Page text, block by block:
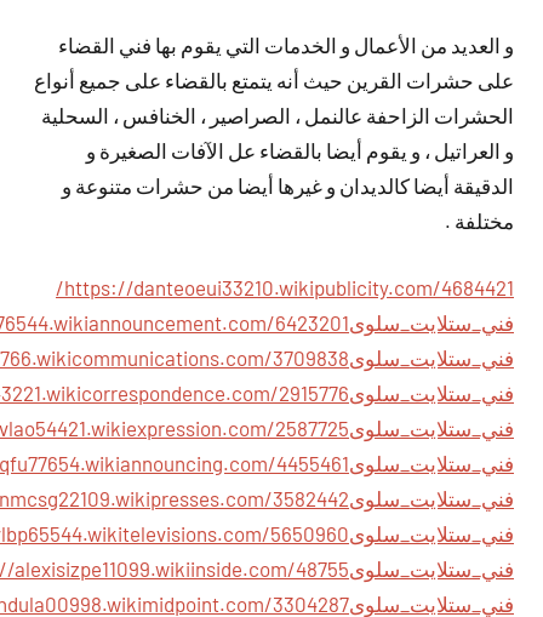
و العديد من الأعمال و الخدمات التي يقوم بها فني القضاء
على حشرات القرين حيث أنه يتمتع بالقضاء على جميع أنواع
الحشرات الزاحفة عالنمل ، الصراصير ، الخنافس ، السحلية
و العراتيل ، و يقوم أيضا بالقضاء عل الآفات الصغيرة و
الدقيقة أيضا كالديدان و غيرها أيضا من حشرات متنوعة و
مختلفة .
https://danteoeui33210.wikipublicity.com/4684421/
فني_ستلايت_سلوى
فني_ستلايت_سلوى
فني_ستلايت_سلوى
فني_ستلايت_سلوى
فني_ستلايت_سلوى
فني_ستلايت_سلوى
فني_ستلايت_سلوى
فني_ستلايت_سلوى
فني_ستلايت_سلوى